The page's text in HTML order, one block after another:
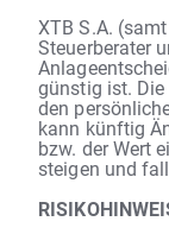
XTB S.A.
Steuerberater
günstig ist.
den
kann künftig
bzw. der Wert
steigen und